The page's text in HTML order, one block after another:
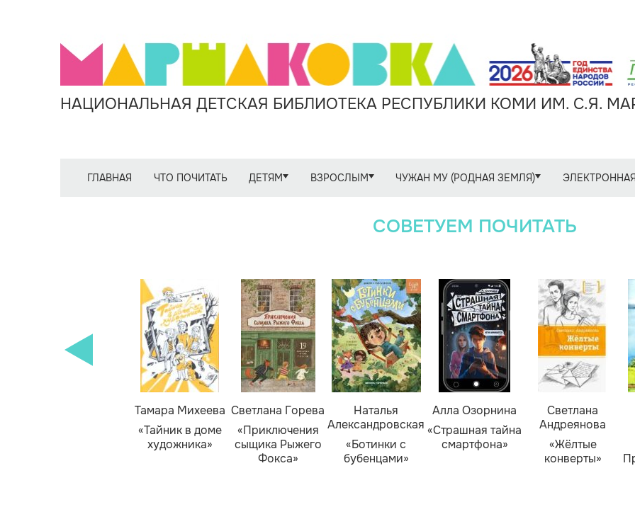
НАЦИОНАЛЬНАЯ ДЕТСКАЯ БИБЛИОТЕКА РЕСПУБЛИКИ КОМИ ИМ. С.Я.
ГЛАВНАЯ ЧТО ПОЧИТАТЬ ДЕТЯМ ВЗРОСЛЫМ ЧУЖАН МУ (РОДНАЯ ЗЕМЛЯ)
СОВЕТУЕМ ПОЧИТАТЬ
Тамара Михеева
«Тайник в доме
художника»
Светлана Горева
«Приключения
сыщика Рыжего
Фокса»
Наталья
Александровская
«Ботинки с
бубенцами»
Алла Озорнина
«Страшная тайна
смартфона»
Светлана
Андреянова
«Жёлтые
конверты»